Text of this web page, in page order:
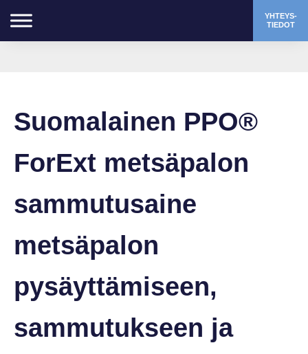
YHTEYS-
TIEDOT
Suomalainen PPO®
ForExt metsäpalon
sammutusaine
metsäpalon
pysäyttämiseen,
sammutukseen ja